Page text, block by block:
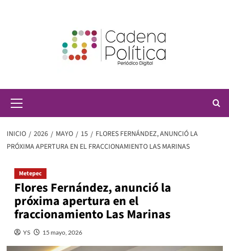
principal
INICIO 2026 MAYO 15
FLORES FERNÁNDEZ, ANUNCIÓ LA
PRÓXIMA APERTURA EN EL FRACCIONAMIENTO LAS MARINAS
Metepec
Flores Fernández, anunció la
próxima apertura en el
fraccionamiento Las Marinas
YS 15 mayo, 2026